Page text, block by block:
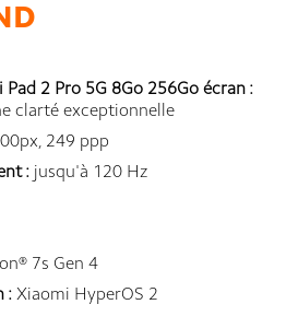
Pad 2 Pro 5G 8Go 256Go écran :
clarté exceptionnelle
249 ppp
: jusqu'à 120 Hz
7s Gen 4
: Xiaomi HyperOS 2